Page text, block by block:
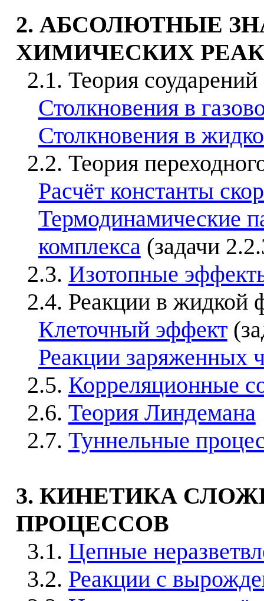
2. АБСОЛЮТНЫЕ
ХИМИЧЕСКИХ
2.1. Теория соударений
Столкновения в
Столкновения в
2.2. Теория
Расчёт константы
Термодинамические
комплекса(задачи
2.3. Изотопные
2.4. Реакции в жидкой
Клеточный эффект
Реакции заряженных
2.5. Корреляционные
2.6. Теория Линдемана
2.7. Туннельные
3. КИНЕТИКА
ПРОЦЕССОВ
3.1. Цепные
3.2. Реакции с